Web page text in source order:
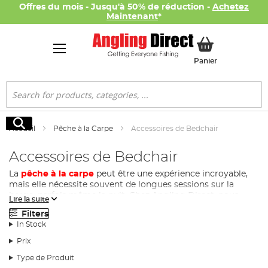
Offres du mois - Jusqu'à 50% de réduction - Achetez
Maintenant*
PanierMon panier
Rechercher
Rechercher
Accueil Pêche à la Carpe Accessoires de Bedchair
Accessoires de Bedchair
La pêche à la carpe peut être une expérience incroyable,
mais elle nécessite souvent de longues sessions sur la
berge, parfois même la nuit. Chez Angling Direct, nous
comprenons qu'un bon sommeil est crucial pour
maintenir votre niveau d'énergie et optimiser vos chances
de succès. C'est là qu'entrent en jeu nos accessoires de
bedchair pour la pêche à la carpe.
Housses et Couvertures Thermiques pour votre
Lire la suite
Filters
In Stock
Prix
Type de Produit